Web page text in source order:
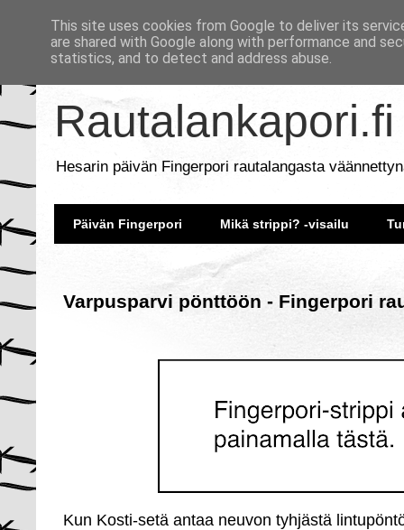
Rautalankapori.fi
Hesarin päivän Fingerpori rautalangasta
Päivän Fingerpori Mikä strippi? -visailu
Varpusparvi pönttöön - Fingerpori
Kun Kosti-setä antaa neuvon tyhjästä
This site uses cookies from Google to deliver its
are shared with Google along with performance and
statistics, and to detect and address abuse.